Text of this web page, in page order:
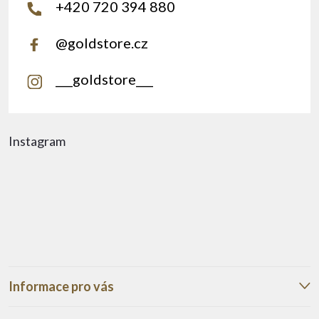
Instagram
Informace pro vás
+420 720 394 880
@goldstore.cz
___goldstore___